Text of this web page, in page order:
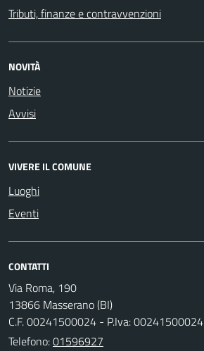
Tributi, finanze e contravvenzioni
NOVITÀ
Notizie
Avvisi
VIVERE IL COMUNE
Luoghi
Eventi
CONTATTI
Via Roma, 190
13866 Masserano (BI)
C.F. 00241500024 - P.Iva: 00241500024
Telefono:01596927